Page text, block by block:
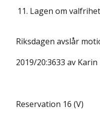
11. Lagen om
Riksdagen avslår
2019/20:3633 av
Reservation 16 (V)